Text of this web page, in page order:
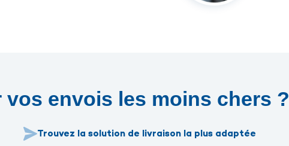
envois les moins chers ?
Trouvez la solution de livraison la plus adaptée